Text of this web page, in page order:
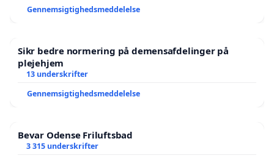
Gennemsigtighedsmeddelelse
Sikr bedre normering på demensafdelinger på
plejehjem
13 underskrifter
Gennemsigtighedsmeddelelse
Bevar Odense Friluftsbad
3 315 underskrifter